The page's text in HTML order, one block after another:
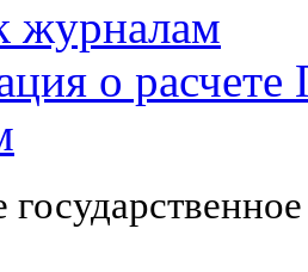
журналам
о